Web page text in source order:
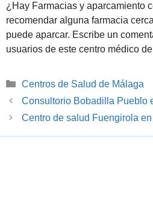
¿Hay Farmacias y aparcamiento
recomendar alguna farmacia
puede aparcar. Escribe un
usuarios de este centro médico
Categorías
Centros de Salud de Málaga
Consultorio Bobadilla Pueblo
Centro de salud Fuengirola